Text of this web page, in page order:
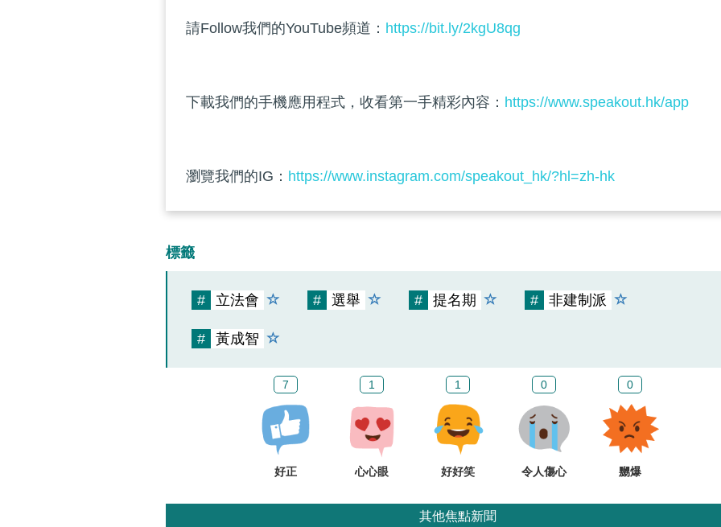
請Follow我們的YouTube頻道： https://bit.ly/2kgU8qg
下載我們的手機應用程式，收看第一手精彩內容： https://www.speakout.hk/app
瀏覽我們的IG： https://www.instagram.com/speakout_hk/?hl=zh-hk
標籤
# 立法會 # 選舉 # 提名期 # 非建制派
# 黃成智
7
好正
1
心心眼
1
好好笑
0
令人傷心
0
嬲爆
其他焦點新聞